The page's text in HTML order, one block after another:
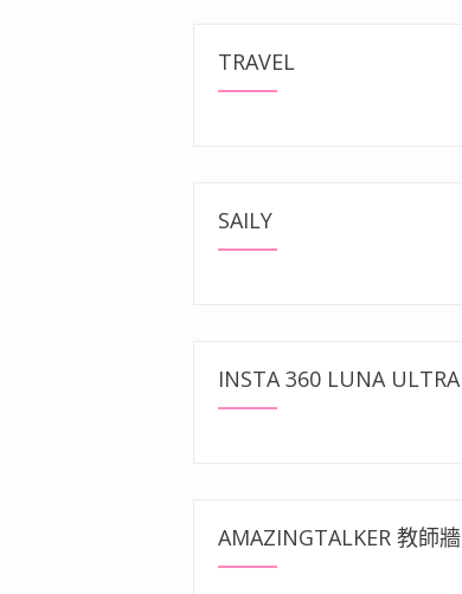
TRAVEL
SAILY
INSTA 360 LUNA ULTRA
AMAZINGTALKER 教師牆